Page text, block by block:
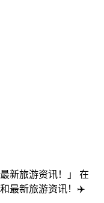
新旅游资讯！」 在
最新旅游资讯！✈️